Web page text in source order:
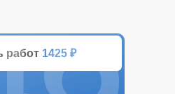
работ 1425 ₽